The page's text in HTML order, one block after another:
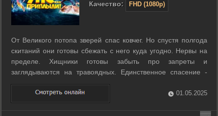
Качество: FHD (1080p)
От Великого потопа зверей спас ковчег. Но спустя полгода
скитаний они готовы сбежать с него куда угодно. Нервы на
пределе. Хищники готовы забыть про запреты и
заглядываются на травоядных. Единственное спасение -
найти райский остров. Там простор и полно еды. Но даже
если он совсем близко, будут ли рады местные такому
количеству гостей? ...
01.05.2025